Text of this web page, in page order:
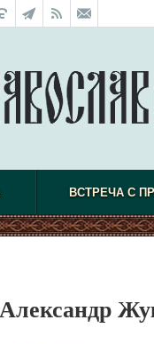
ВСТРЕЧА С